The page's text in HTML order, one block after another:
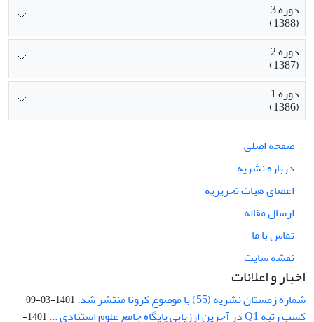
دوره 3
(1388)
دوره 2
(1387)
دوره 1
(1386)
صفحه اصلی
درباره نشریه
اعضای هیات تحریریه
ارسال مقاله
تماس با ما
نقشه سایت
اخبار و اعلانات
شماره زمستان نشریه (55) با موضوع کرونا منتشر شد. 1401-03-09
کسب رتبه Q1 در آخرین ارزیابی پایگاه جامع علوم استنادی ...
1401-